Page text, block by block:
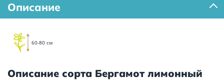
Описание
60-80 см
Описание сорта Бергамот лимонный